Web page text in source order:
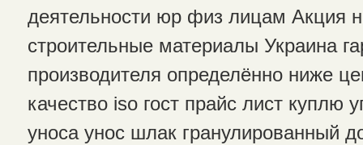
деятельности юр физ лицам Акция
строительные материалы Украина
производителя определённо ниже
качество iso гост прайс лист куплю
уноса унос шлак гранулированный